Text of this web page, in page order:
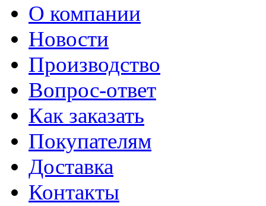
О компании
Новости
Производство
Вопрос-ответ
Как заказать
Покупателям
Доставка
Контакты